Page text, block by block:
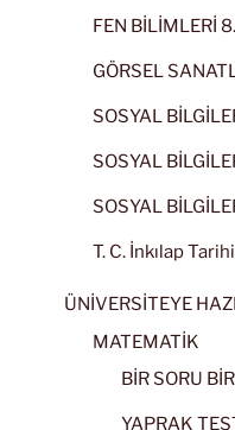
FEN BİLİMLERİ
GÖRSEL
SOSYAL
SOSYAL
SOSYAL
T. C. İnkılap
ÜNİVERSİTEYE
MATEMATİK
BİR SORU
YAPRAK